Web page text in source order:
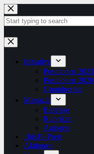
Zum
Inhalt
springen
Keine
Ergebnisse
Initiative
Positionen 2023
Positionen 2020
Grundrechte
Magazin
Beiträge
Rubriken
Autoren
1bis19-Preis
Aktionen